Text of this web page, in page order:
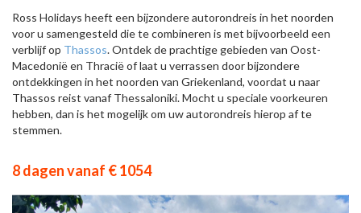
Ross Holidays heeft een bijzondere autorondreis in het noorden
voor u samengesteld die te combineren is met bijvoorbeeld een
verblijf op Thassos. Ontdek de prachtige gebieden van Oost-
Macedonië en Thracië of laat u verrassen door bijzondere
ontdekkingen in het noorden van Griekenland, voordat u naar
Thassos reist vanaf Thessaloniki. Mocht u speciale voorkeuren
hebben, dan is het mogelijk om uw autorondreis hierop af te
stemmen.
8 dagen vanaf € 1054